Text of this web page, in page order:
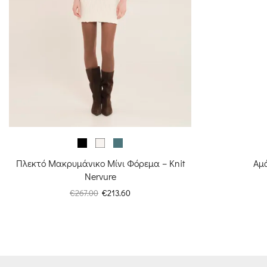
Πλεκτό Μακρυμάνικο Μίνι Φόρεμα – Knit
Nervure
€267.00 Original
€213.60Η